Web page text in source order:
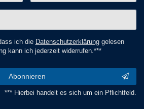
ich die Daten­schutz­erklärunggelesen
kann ich jederzeit widerrufen.***
Abonnieren
*** Hierbei handelt es sich um ein Pflichtfeld.